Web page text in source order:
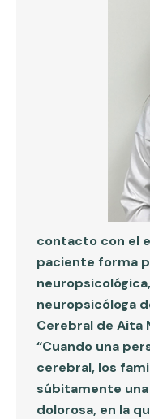
contacto con el
paciente forma
neuropsicóloga
Cerebral de Aita
“Cuando una
cerebral, los
súbitamente
dolorosa, en la